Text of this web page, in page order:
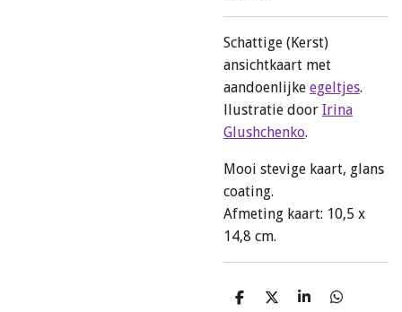
Schattige (Kerst)
ansichtkaart met
aandoenlijke egeltjes.
llustratie door Irina
Glushchenko.
Mooi stevige kaart, glans
coating.
Afmeting kaart: 10,5 x
14,8 cm.
D
D
S
D